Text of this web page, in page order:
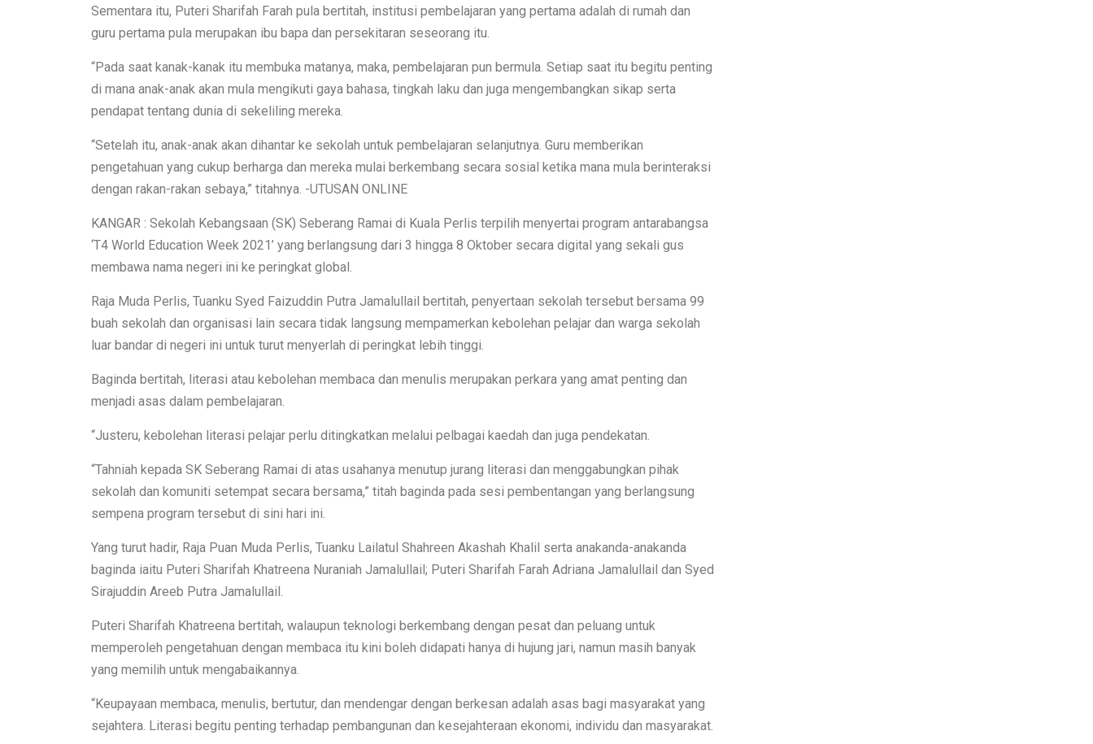
Sementara itu, Puteri Sharifah Farah pula bertitah, institusi pembelajaran yang pertama adalah di rumah dan
guru pertama pula merupakan ibu bapa dan persekitaran seseorang itu.
“Pada saat kanak-kanak itu membuka matanya, maka, pembelajaran pun bermula. Setiap saat itu begitu penting
di mana anak-anak akan mula mengikuti gaya bahasa, tingkah laku dan juga mengembangkan sikap serta
pendapat tentang dunia di sekeliling mereka.
“Setelah itu, anak-anak akan dihantar ke sekolah untuk pembelajaran selanjutnya. Guru memberikan
pengetahuan yang cukup berharga dan mereka mulai berkembang secara sosial ketika mana mula berinteraksi
dengan rakan-rakan sebaya,” titahnya. -UTUSAN ONLINE
KANGAR : Sekolah Kebangsaan (SK) Seberang Ramai di Kuala Perlis terpilih menyertai program antarabangsa
‘T4 World Education Week 2021’ yang berlangsung dari 3 hingga 8 Oktober secara digital yang sekali gus
membawa nama negeri ini ke peringkat global.
Raja Muda Perlis, Tuanku Syed Faizuddin Putra Jamalullail bertitah, penyertaan sekolah tersebut bersama 99
buah sekolah dan organisasi lain secara tidak langsung mempamerkan kebolehan pelajar dan warga sekolah
luar bandar di negeri ini untuk turut menyerlah di peringkat lebih tinggi.
Baginda bertitah, literasi atau kebolehan membaca dan menulis merupakan perkara yang amat penting dan
menjadi asas dalam pembelajaran.
“Justeru, kebolehan literasi pelajar perlu ditingkatkan melalui pelbagai kaedah dan juga pendekatan.
“Tahniah kepada SK Seberang Ramai di atas usahanya menutup jurang literasi dan menggabungkan pihak
sekolah dan komuniti setempat secara bersama,” titah baginda pada sesi pembentangan yang berlangsung
sempena program tersebut di sini hari ini.
Yang turut hadir, Raja Puan Muda Perlis, Tuanku Lailatul Shahreen Akashah Khalil serta anakanda-anakanda
baginda iaitu Puteri Sharifah Khatreena Nuraniah Jamalullail; Puteri Sharifah Farah Adriana Jamalullail dan Syed
Sirajuddin Areeb Putra Jamalullail.
Puteri Sharifah Khatreena bertitah, walaupun teknologi berkembang dengan pesat dan peluang untuk
memperoleh pengetahuan dengan membaca itu kini boleh didapati hanya di hujung jari, namun masih banyak
yang memilih untuk mengabaikannya.
“Keupayaan membaca, menulis, bertutur, dan mendengar dengan berkesan adalah asas bagi masyarakat yang
sejahtera. Literasi begitu penting terhadap pembangunan dan kesejahteraan ekonomi, individu dan masyarakat.